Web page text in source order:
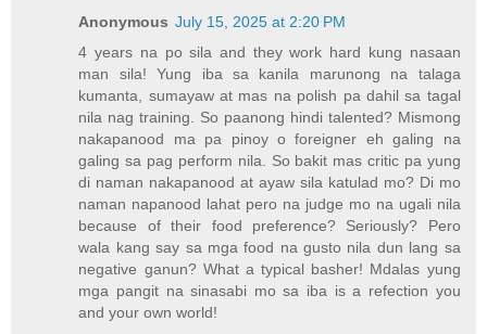
Anonymous July 15, 2025 at 2:20 PM
4 years na po sila and they work hard kung nasaan
man sila! Yung iba sa kanila marunong na talaga
kumanta, sumayaw at mas na polish pa dahil sa tagal
nila nag training. So paanong hindi talented? Mismong
nakapanood ma pa pinoy o foreigner eh galing na
galing sa pag perform nila. So bakit mas critic pa yung
di naman nakapanood at ayaw sila katulad mo? Di mo
naman napanood lahat pero na judge mo na ugali nila
because of their food preference? Seriously? Pero
wala kang say sa mga food na gusto nila dun lang sa
negative ganun? What a typical basher! Mdalas yung
mga pangit na sinasabi mo sa iba is a refection you
and your own world!